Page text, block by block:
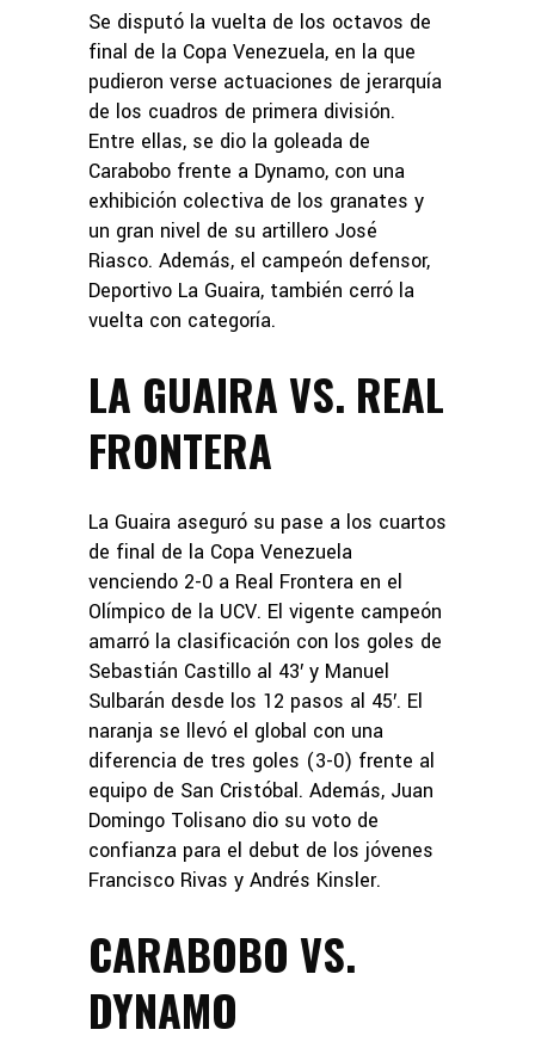
Se disputó la vuelta de los octavos de
final de la Copa Venezuela, en la que
pudieron verse actuaciones de jerarquía
de los cuadros de primera división.
Entre ellas, se dio la goleada de
Carabobo frente a Dynamo, con una
exhibición colectiva de los granates y
un gran nivel de su artillero José
Riasco. Además, el campeón defensor,
Deportivo La Guaira, también cerró la
vuelta con categoría.
LA GUAIRA VS. REAL
FRONTERA
La Guaira aseguró su pase a los cuartos
de final de la Copa Venezuela
venciendo 2-0 a Real Frontera en el
Olímpico de la UCV. El vigente campeón
amarró la clasificación con los goles de
Sebastián Castillo al 43′ y Manuel
Sulbarán desde los 12 pasos al 45′. El
naranja se llevó el global con una
diferencia de tres goles (3-0) frente al
equipo de San Cristóbal. Además, Juan
Domingo Tolisano dio su voto de
confianza para el debut de los jóvenes
Francisco Rivas y Andrés Kinsler.
CARABOBO VS.
DYNAMO